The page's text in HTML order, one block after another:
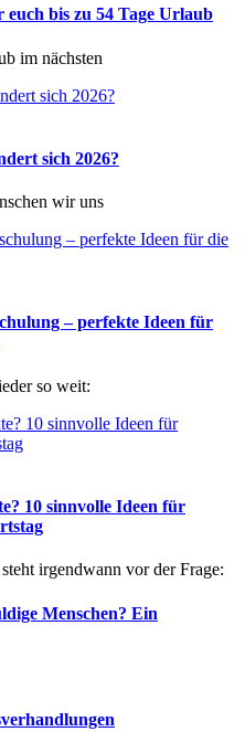
bis zu 54 Tage Urlaub
im nächsten
sich 2026?
wir uns
– perfekte Ideen für
so weit:
10 sinnvolle Ideen für
irgendwann vor der Frage:
Menschen? Ein